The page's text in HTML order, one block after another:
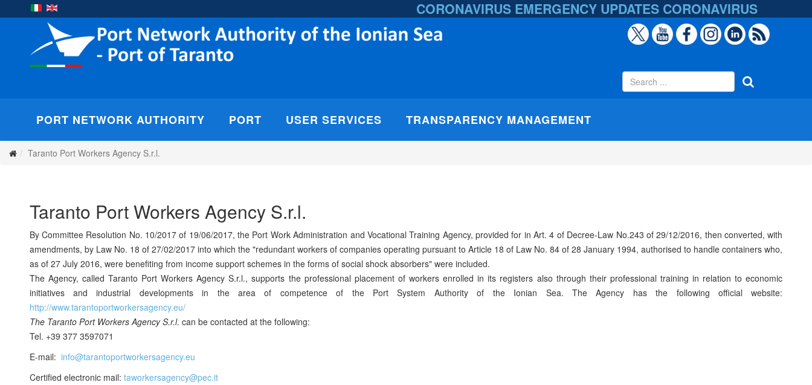
CORONAVIRUS EMERGENCY UPDATES CORONAVIRUS
PORT NETWORK AUTHORITY PORT USER SERVICES TRANSPARENCY MANAGEMENT
Taranto Port Workers Agency S.r.l.
Taranto Port Workers Agency S.r.l.
By Committee Resolution No. 10/2017 of 19/06/2017, the Port Work Administration and Vocational Training Agency, provided for in Art. 4 of Decree-Law No.243 of 29/12/2016, then converted, with
amendments, by Law No. 18 of 27/02/2017 into which the "redundant workers of companies operating pursuant to Article 18 of Law No. 84 of 28 January 1994, authorised to handle containers who,
as of 27 July 2016, were benefiting from income support schemes in the forms of social shock absorbers" were included.
The Agency, called Taranto Port Workers Agency S.r.l., supports the professional placement of workers enrolled in its registers also through their professional training in relation to economic
initiatives and industrial developments in the area of competence of the Port System Authority of the Ionian Sea. The Agency has the following official website:
http://www.tarantoportworkersagency.eu/
The Taranto Port Workers Agency S.r.l. can be contacted at the following:
Tel. +39 377 3597071
E-mail: info@tarantoportworkersagency.eu
Certified electronic mail: taworkersagency@pec.it